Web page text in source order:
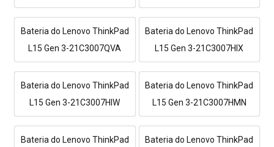
Bateria do Lenovo ThinkPad
L15 Gen 3-21C3007QVA
Bateria do Lenovo ThinkPad
L15 Gen 3-21C3007HIX
Bateria do Lenovo ThinkPad
L15 Gen 3-21C3007HIW
Bateria do Lenovo ThinkPad
L15 Gen 3-21C3007HMN
Bateria do Lenovo ThinkPad
Bateria do Lenovo ThinkPad